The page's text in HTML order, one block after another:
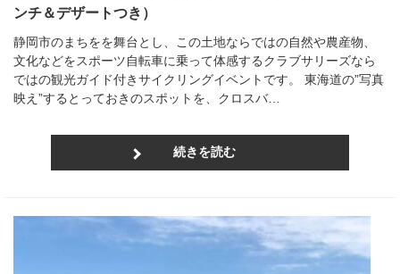
ンチ＆デザートつき）
静岡市のまちをを舞台とし、この土地ならではの自然や農産物、
文化などをスポーツ自転車に乗って体感するクラブサリーズなら
ではの観光ガイド付きサイクリングイベントです。 東海道の”写真
映え”するとっておきのスポットを、クロスバ…
続きを読む